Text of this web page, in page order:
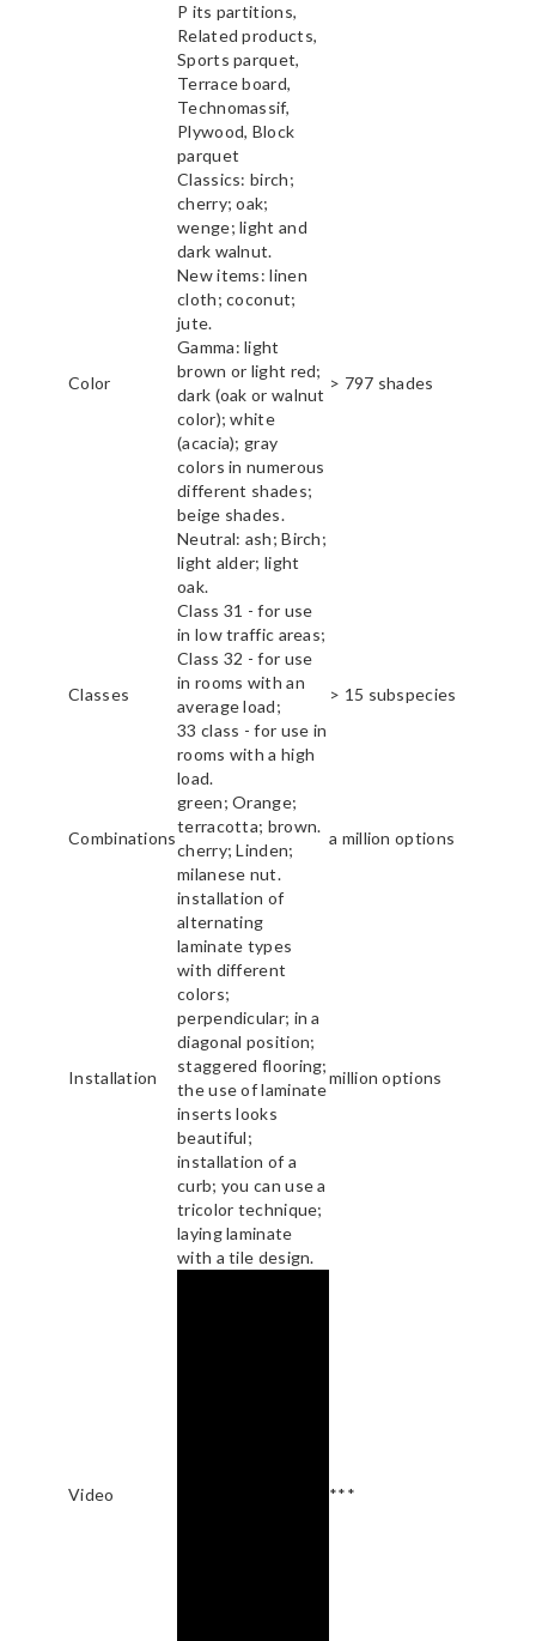
P its partitions,
Related products,
Sports parquet,
Terrace board,
Technomassif,
Plywood, Block
parquet
Color
Classics: birch;
cherry; oak;
wenge; light and
dark walnut.
New items: linen
cloth; coconut;
jute.
Gamma: light
brown or light red;
dark (oak or walnut
color); white
(acacia); gray
colors in numerous
different shades;
beige shades.
Neutral: ash; Birch;
light alder; light
oak.
> 797 shades
Classes
Class 31 - for use
in low traffic areas;
Class 32 - for use
in rooms with an
average load;
33 class - for use in
rooms with a high
load.
> 15 subspecies
Combinations
green; Orange;
terracotta; brown.
cherry; Linden;
milanese nut.
a million options
Installation
installation of
alternating
laminate types
with different
colors;
perpendicular; in a
diagonal position;
staggered flooring;
the use of laminate
inserts looks
beautiful;
installation of a
curb; you can use a
tricolor technique;
laying laminate
with a tile design.
million options
Video ***